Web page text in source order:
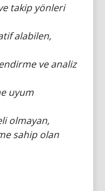
takip yönleri
alabilen,
ve analiz
uyum
olmayan,
sahip olan